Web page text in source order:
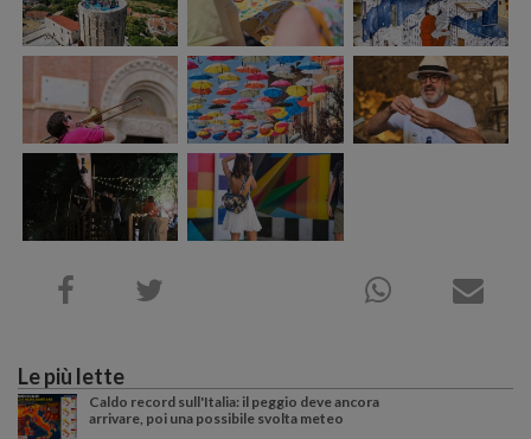
Le più lette
Caldo record sull'Italia: il peggio deve ancora
arrivare, poi una possibile svolta meteo